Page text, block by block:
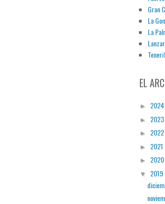
Gran
La
La
EL
► 2024
► 2023
► 2022
► 2021
► 2020
▼ 2019